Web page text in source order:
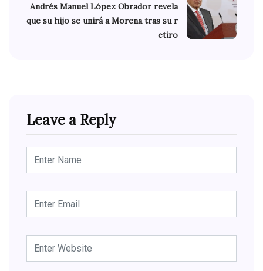
Andrés Manuel López Obrador revela
que su hijo se unirá a Morena tras su r
etiro
Leave a Reply